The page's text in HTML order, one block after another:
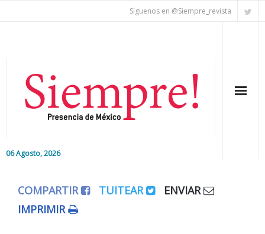
Síguenos en @Siempre_revista
06 Agosto, 2026
Editorial
COMPARTIR TUITEAR
ENVIAR
IMPRIMIR